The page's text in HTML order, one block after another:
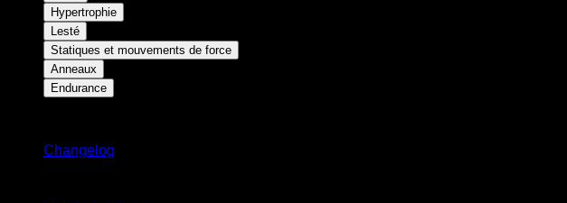
Hypertrophie
Lesté
Statiques et mouvements de force
Anneaux
Endurance
Changelog